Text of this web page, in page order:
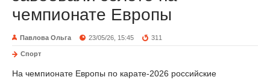
чемпионате Европы
Павлова Ольга 23/05/26, 15:45 311
Спорт
На чемпионате Европы по карате-2026 российские